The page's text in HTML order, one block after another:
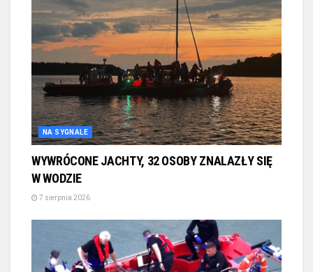
NA SYGNALE
WYWRÓCONE JACHTY, 32 OSOBY ZNALAZŁY SIĘ
W WODZIE
7 sierpnia 2026